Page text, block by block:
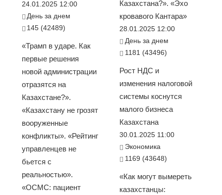
24.01.2025 12:00
День за днем
145 (42489)
«Трамп в ударе. Как
первые решения
новой администрации
отразятся на
Казахстане?».
«Казахстану не грозят
вооруженные
конфликты». «Рейтинг
управленцев не
бьется с
реальностью».
«ОСМС: пациент
Казахстана?». «Эхо
кровавого Кантара»
28.01.2025 12:00
День за днем
1181 (43496)
Рост НДС и
изменения налоговой
системы коснутся
малого бизнеса
Казахстана
30.01.2025 11:00
Экономика
1169 (43648)
«Как могут вымереть
казахстанцы: